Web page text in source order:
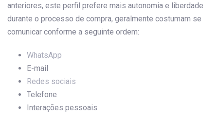
anteriores, este perfil prefere mais autonomia e liberdade
durante o processo de compra, geralmente costumam se
comunicar conforme a seguinte ordem:
WhatsApp
E-mail
Redes sociais
Telefone
Interações pessoais